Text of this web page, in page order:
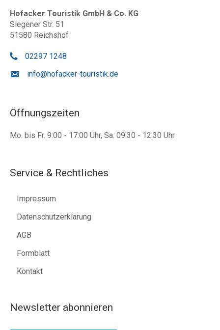
Hofacker Touristik GmbH & Co. KG
Siegener Str. 51
51580 Reichshof
02297 1248
info@hofacker-touristik.de
Öffnungszeiten
Mo. bis Fr. 9:00 - 17:00 Uhr, Sa. 09:30 - 12:30 Uhr
Service & Rechtliches
Impressum
Datenschutzerklärung
AGB
Formblatt
Kontakt
Newsletter abonnieren